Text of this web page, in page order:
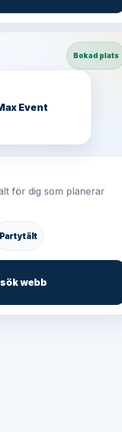
Bokad plats
för dig som planerar
Partytält
webb